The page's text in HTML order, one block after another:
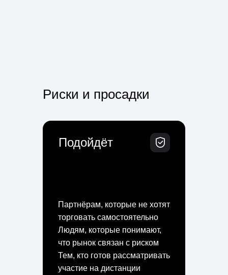
Риски и просадки
Подойдёт
Партнёрам, которые не хотят
торговать самостоятельно
Людям, которые понимают,
что рынок связан с риском
Тем, кто готов рассматривать
участие на дистанции